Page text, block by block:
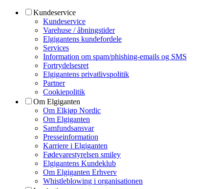
Kundeservice
Kundeservice
Varehuse / åbningstider
Elgigantens kundefordele
Services
Information om spam/phishing-emails og SMS
Fortrydelsesret
Elgigantens privatlivspolitik
Partner
Cookiepolitik
Om Elgiganten
Om Elkjøp Nordic
Om Elgiganten
Samfundsansvar
Presseinformation
Karriere i Elgiganten
Fødevarestyrelsen smiley
Elgigantens Kundeklub
Om Elgiganten Erhverv
Whistleblowing i organisationen